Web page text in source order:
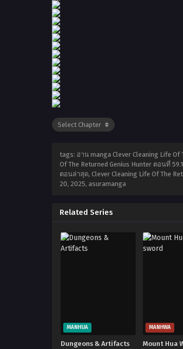
tags: อ่าน manga Clever Cleaning Life
Of The Returned Genius Hunter ตอนที่
ตอนล่าสุด, Clever Cleaning Life Of The
20, 2025, asuramanga
Related Series
MANHUA
Dungeons & Artifacts
MANHWA
Mount Hua